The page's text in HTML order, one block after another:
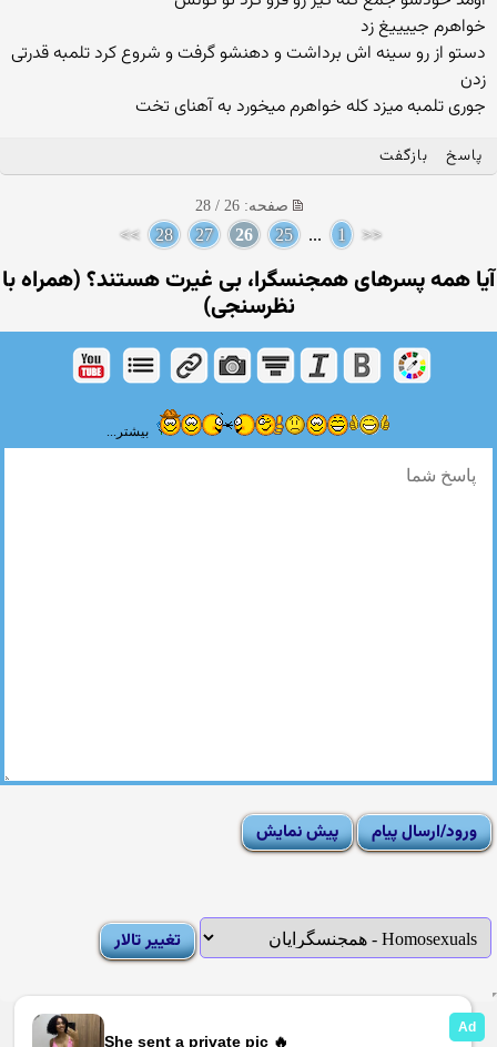
خواهرم جییییغ زد
دستو از رو سینه اش برداشت و دهنشو گرفت و شروع کرد تلمبه قدرتی
زدن
جوری تلمبه میزد کله خواهرم میخورد به آهنای تخت
پاسخ بازگفت
صفحه: 26 / 28
<<
1
...
25
26
27
28
>>
آیا همه پسرهای همجنسگرا، بی غیرت هستند؟ (همراه با
نظرسنجی)
بیشتر...
News Rules | Moderator List